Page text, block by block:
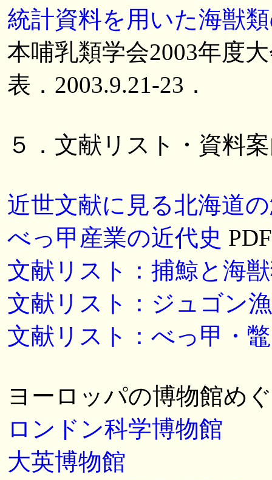
統計資料を用いた海獣
本哺乳類学会2003年度
表．2003.9.21-23．
５．文献リスト・資料
近世文献に見る北海道
べっ甲産業の近代史
文献リスト：捕鯨と海
文献リスト：ジュゴン
文献リスト：べっ甲・
ヨーロッパの博物館め
ロンドン科学博物館
大英博物館